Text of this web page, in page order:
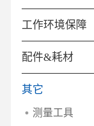
工作环境保障
配件&耗材
其它
测量工具